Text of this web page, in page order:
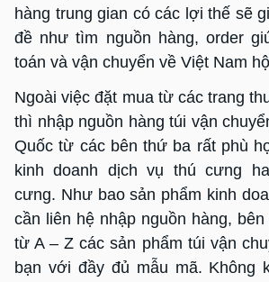
hàng trung gian có các lợi thế sẽ
đề như tìm nguồn hàng, order
toán và vận chuyển về Việt Nam
Ngoài việc đặt mua từ các trang
thì nhập nguồn hàng túi vận
Quốc từ các bên thứ ba rất phù
kinh doanh dịch vụ thú cưng
cưng. Như bao sản phẩm kinh
cần liên hệ nhập nguồn hàng,
từ A – Z các sản phẩm túi vận
bạn với đầy đủ mẫu mã. Không